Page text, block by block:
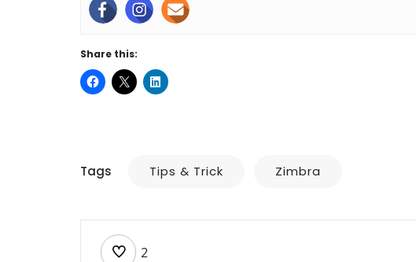
Share this:
Tags Tips & Trick Zimbra
2